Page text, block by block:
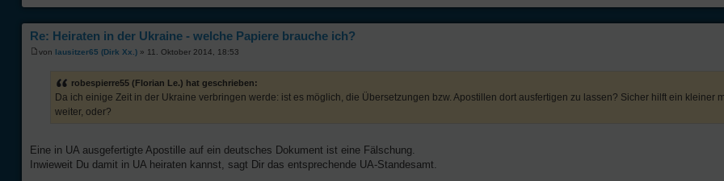
Re: Heiraten in der Ukraine - welche Papiere brauche ich?
von lausitzer65 (Dirk Xx.) » 11. Oktober 2014, 18:53
robespierre55 (Florian Le.) hat geschrieben:
Da ich einige Zeit in der Ukraine verbringen werde: ist es möglich, die Übersetzungen bzw. Apostillen dort ausfertigen zu lassen? Sicher hilft ein kleiner
weiter, oder?
Eine in UA ausgefertigte Apostille auf ein deutsches Dokument ist eine Fälschung.
Inwieweit Du damit in UA heiraten kannst, sagt Dir das entsprechende UA-Standesamt.